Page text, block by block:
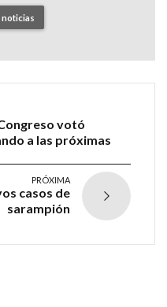
noticias
votó
a las próximas
PRÓXIMA
casos de
sarampión